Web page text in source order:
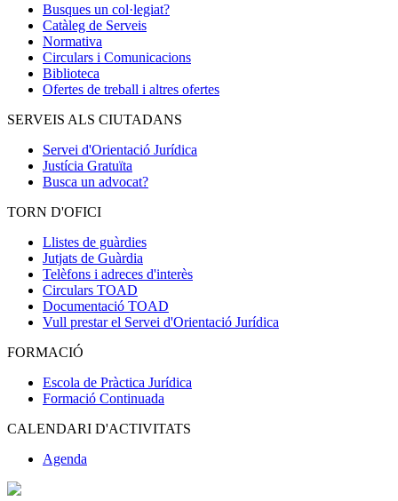
Busques un col·legiat?
Catàleg de Serveis
Normativa
Circulars i Comunicacions
Biblioteca
Ofertes de treball i altres ofertes
SERVEIS ALS CIUTADANS
Servei d'Orientació Jurídica
Justícia Gratuïta
Busca un advocat?
TORN D'OFICI
Llistes de guàrdies
Jutjats de Guàrdia
Telèfons i adreces d'interès
Circulars TOAD
Documentació TOAD
Vull prestar el Servei d'Orientació Jurídica
FORMACIÓ
Escola de Pràctica Jurídica
Formació Continuada
CALENDARI D'ACTIVITATS
Agenda